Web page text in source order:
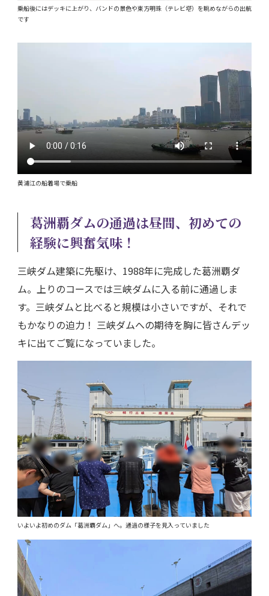
乗船後にはデッキに上がり、バンドの景色や東方明珠（テレビ塔）を眺めながらの出航
です
黄浦江の船着場で乗船
葛洲覇ダムの通過は昼間、初めての
経験に興奮気味！
三峡ダム建築に先駆け、1988年に完成した葛洲覇ダ
ム。上りのコースでは三峡ダムに入る前に通過しま
す。三峡ダムと比べると規模は小さいですが、それで
もかなりの迫力！ 三峡ダムへの期待を胸に皆さんデッ
キに出てご覧になっていました。
いよいよ初めのダム「葛洲覇ダム」へ。通過の様子を見入っていました